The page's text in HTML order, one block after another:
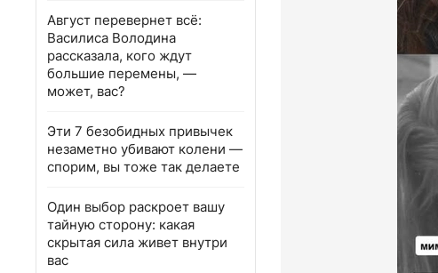
Август перевернет всё:
Василиса Володина
рассказала, кого ждут
большие перемены, —
может, вас?
Эти 7 безобидных привычек
незаметно убивают колени —
спорим, вы тоже так делаете
Один выбор раскроет вашу
тайную сторону: какая
скрытая сила живет внутри
вас